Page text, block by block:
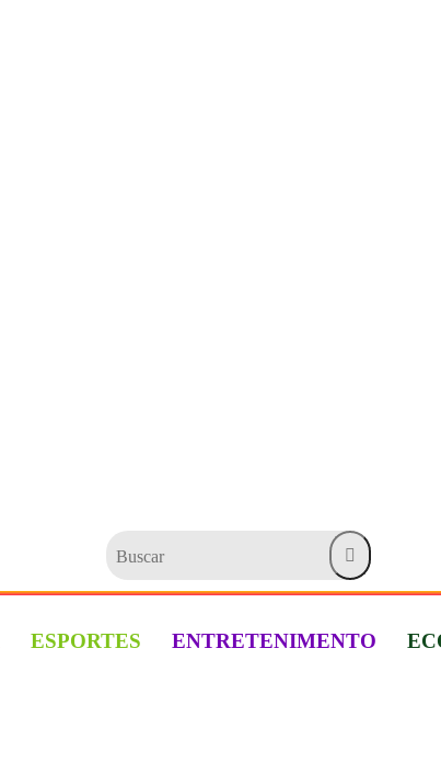
Buscar
ESPORTES ENTRETENIMENTO